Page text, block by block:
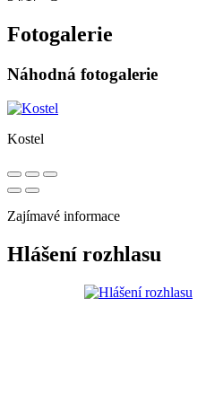
Fotogalerie
Náhodná fotogalerie
Kostel
Zajímavé informace
Hlášení rozhlasu